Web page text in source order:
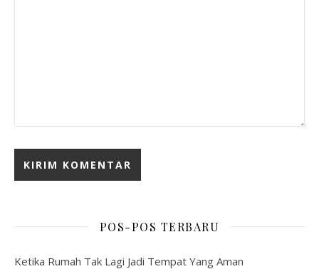
POS-POS TERBARU
Ketika Rumah Tak Lagi Jadi Tempat Yang Aman